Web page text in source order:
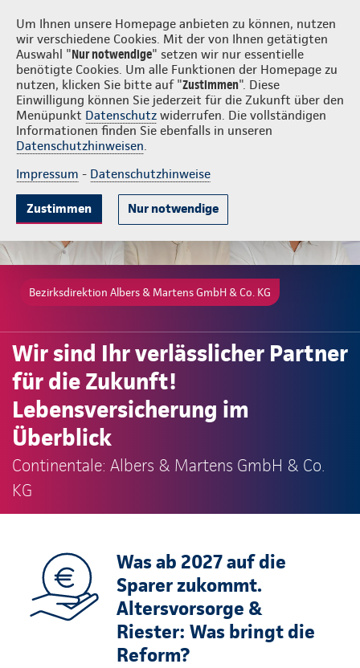
Um Ihnen unsere Homepage anbieten zu können, nutzen
wir verschiedene Cookies. Mit der von Ihnen getätigten
Auswahl "Nur notwendige" setzen wir nur essentielle
benötigte Cookies. Um alle Funktionen der Homepage zu
nutzen, klicken Sie bitte auf "Zustimmen". Diese
Einwilligung können Sie jederzeit für die Zukunft über den
Menüpunkt Datenschutz widerrufen. Die vollständigen
Informationen finden Sie ebenfalls in unseren
Datenschutzhinweisen.
Impressum - Datenschutzhinweise
Zustimmen Nur notwendige
Albers & Martens GmbH & Co. KG Login
Beliebte Produkte Weitere Angebote Beratung & Angebot
Bezirksdirektion Albers & Martens GmbH & Co. KG
Wir sind Ihr verlässlicher Partner
für die Zukunft!
Lebensversicherung im
Überblick
Continentale: Albers & Martens GmbH & Co.
KG
Was ab 2027 auf die
Sparer zukommt.
Altersvorsorge &
Riester: Was bringt die
Reform?